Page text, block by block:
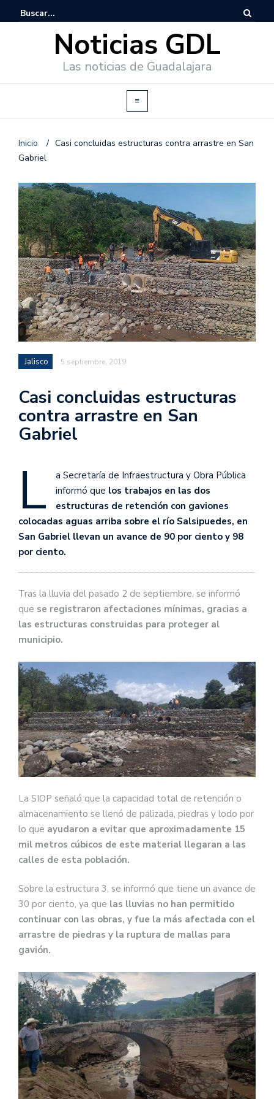
Noticias GDL
Las noticias de Guadalajara
Inicio / Casi concluidas estructuras contra arrastre en San
Gabriel
Jalisco 5 septiembre, 2019
Casi concluidas estructuras
contra arrastre en San
Gabriel
L
a Secretaría de Infraestructura y Obra Pública
informó que los trabajos en las dos
estructuras de retención con gaviones
colocadas aguas arriba sobre el río Salsipuedes, en
San Gabriel llevan un avance de 90 por ciento y 98
por ciento.
Tras la lluvia del pasado 2 de septiembre, se informó
que se registraron afectaciones mínimas, gracias a
las estructuras construidas para proteger al
municipio.
La SIOP señaló que la capacidad total de retención o
almacenamiento se llenó de palizada, piedras y lodo por
lo que ayudaron a evitar que aproximadamente 15
mil metros cúbicos de este material llegaran a las
calles de esta población.
Sobre la estructura 3, se informó que tiene un avance de
30 por ciento, ya que las lluvias no han permitido
continuar con las obras, y fue la más afectada con el
arrastre de piedras y la ruptura de mallas para
gavión.